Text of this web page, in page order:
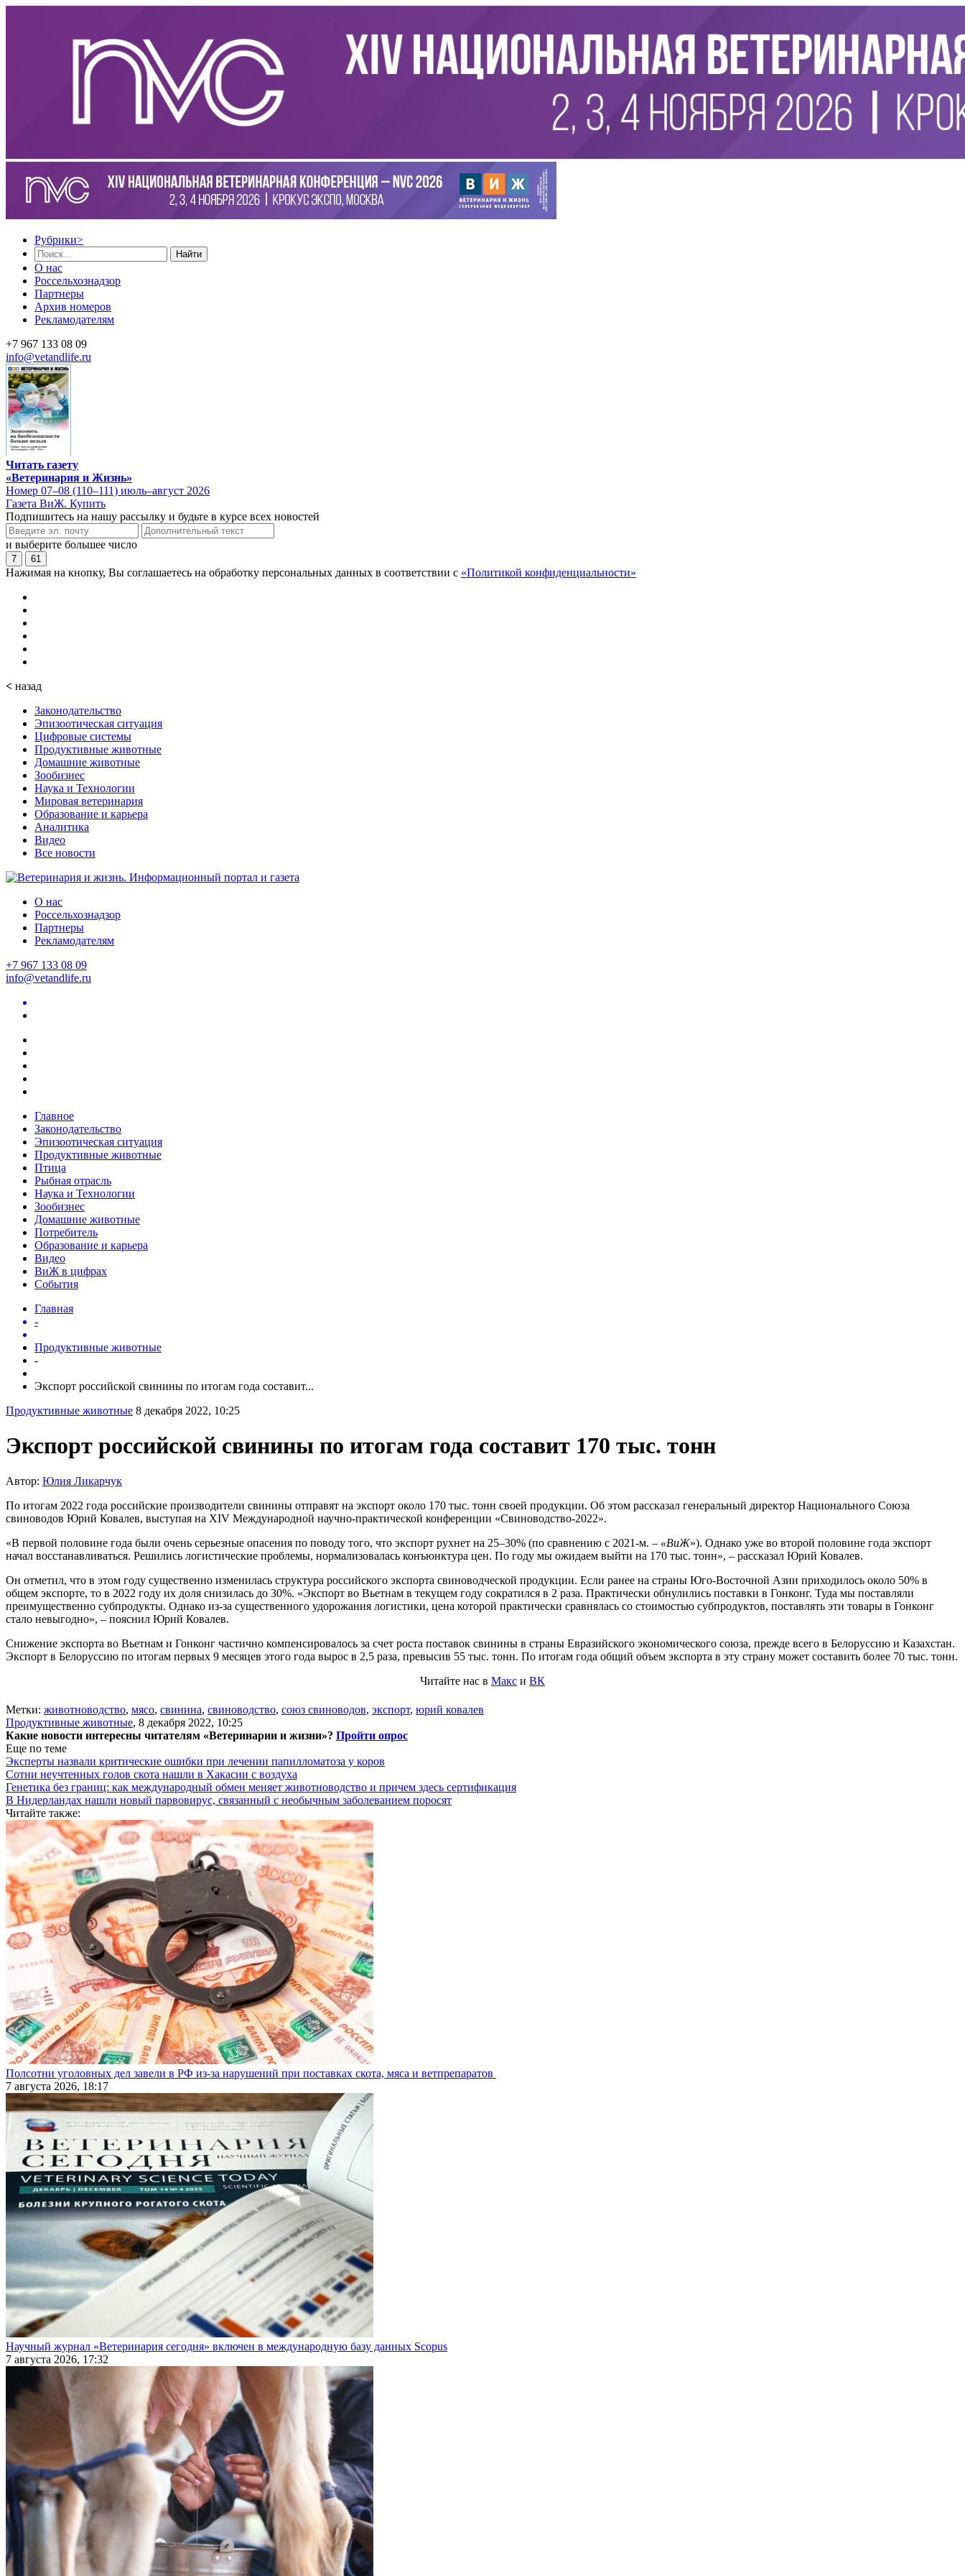
Рубрики>
Найти
О нас
Россельхознадзор
Партнеры
Архив номеров
Рекламодателям
+7 967 133 08 09
info@vetandlife.ru
Читать газету
«Ветеринария и Жизнь»
Номер 07–08 (110–111) июль–август 2026
Газета ВиЖ. Купить
Подпишитесь на нашу рассылку и будьте в курсе всех новостей
и выберите большее число
7 61
Нажимая на кнопку, Вы соглашаетесь на обработку персональных данных в соответствии с «Политикой конфиденциальности»
< назад
Законодательство
Эпизоотическая ситуация
Цифровые системы
Продуктивные животные
Домашние животные
Зообизнес
Наука и Технологии
Мировая ветеринария
Образование и карьера
Аналитика
Видео
Все новости
О нас
Россельхознадзор
Партнеры
Рекламодателям
+7 967 133 08 09
info@vetandlife.ru
Главное
Законодательство
Эпизоотическая ситуация
Продуктивные животные
Птица
Рыбная отрасль
Наука и Технологии
Зообизнес
Домашние животные
Потребитель
Образование и карьера
Видео
ВиЖ в цифрах
События
Главная
-
Продуктивные животные
-
Экспорт российской свинины по итогам года составит...
Продуктивные животные 8 декабря 2022, 10:25
Экспорт российской свинины по итогам года составит 170 тыс. тонн
Автор: Юлия Ликарчук
По итогам 2022 года российские производители свинины отправят на экспорт около 170 тыс. тонн своей продукции. Об этом рассказал генеральный директор Национального Союза
свиноводов Юрий Ковалев, выступая на XIV Международной научно-практической конференции «Свиноводство-2022».
«В первой половине года были очень серьезные опасения по поводу того, что экспорт рухнет на 25–30% (по сравнению с 2021-м. – «ВиЖ»). Однако уже во второй половине года экспорт
начал восстанавливаться. Решились логистические проблемы, нормализовалась конъюнктура цен. По году мы ожидаем выйти на 170 тыс. тонн», – рассказал Юрий Ковалев.
Он отметил, что в этом году существенно изменилась структура российского экспорта свиноводческой продукции. Если ранее на страны Юго-Восточной Азии приходилось около 50% в
общем экспорте, то в 2022 году их доля снизилась до 30%. «Экспорт во Вьетнам в текущем году сократился в 2 раза. Практически обнулились поставки в Гонконг. Туда мы поставляли
преимущественно субпродукты. Однако из-за существенного удорожания логистики, цена которой практически сравнялась со стоимостью субпродуктов, поставлять эти товары в Гонконг
стало невыгодно», – пояснил Юрий Ковалев.
Снижение экспорта во Вьетнам и Гонконг частично компенсировалось за счет роста поставок свинины в страны Евразийского экономического союза, прежде всего в Белоруссию и Казахстан.
Экспорт в Белоруссию по итогам первых 9 месяцев этого года вырос в 2,5 раза, превысив 55 тыс. тонн. По итогам года общий объем экспорта в эту страну может составить более 70 тыс. тонн.
Читайте нас в Макс и ВК
Метки: животноводство, мясо, свинина, свиноводство, союз свиноводов, экспорт, юрий ковалев
Продуктивные животные, 8 декабря 2022, 10:25
Какие новости интересны читателям «Ветеринарии и жизни»? Пройти опрос
Еще по теме
Эксперты назвали критические ошибки при лечении папилломатоза у коров
Сотни неучтенных голов скота нашли в Хакасии с воздуха
Генетика без границ: как международный обмен меняет животноводство и причем здесь сертификация
В Нидерландах нашли новый парвовирус, связанный с необычным заболеванием поросят
Читайте также:
Полсотни уголовных дел завели в РФ из-за нарушений при поставках скота, мяса и ветпрепаратов
7 августа 2026, 18:17
Научный журнал «Ветеринария сегодня» включен в международную базу данных Scopus
7 августа 2026, 17:32